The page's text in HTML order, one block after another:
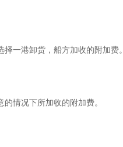
一港卸货，船方加收的附加费。
情况下所加收的附加费。